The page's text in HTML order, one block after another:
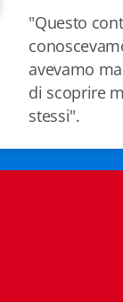
"Questo
avevamo
di scoprire
stessi".